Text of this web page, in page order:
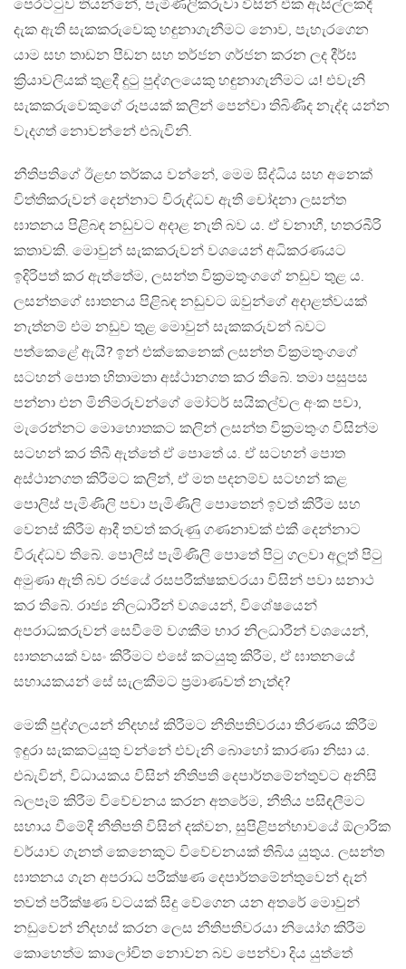
පෙරට්ටුව තියන්නේ, පැමිණිලිකරුවා විසින් එක ඇසිල්ලකදී
දැක ඇති සැකකරුවෙකු හඳුනාගැනීමට නොව, පැහැරගෙන
යාම සහ තාඩන පීඩන සහ තර්ජන ගර්ජන කරන ලද දීර්ඝ
ක්‍රියාවලියක් තුළදී දුටු පුද්ගලයෙකු හඳුනාගැනීමට ය! එවැනි
සැකකරුවෙකුගේ රූපයක් කලින් පෙන්වා තිබිණිද නැද්ද යන්න
වැදගත් නොවන්නේ එබැවිනි.
නීතිපතිගේ ඊළඟ තර්කය වන්නේ, මෙම සිද්ධිය සහ අනෙක්
විත්තිකරුවන් දෙන්නාට විරුද්ධව ඇති චෝදනා ලසන්ත
ඝාතනය පිළිබඳ නඩුවට අදාළ නැති බව ය. ඒ වනාහී, හතරබීරි
කතාවකි. මොවුන් සැකකරුවන් වශයෙන් අධිකරණයට
ඉදිරිපත් කර ඇත්තේම, ලසන්ත වික්‍රමතුංගගේ නඩුව තුළ ය.
ලසන්තගේ ඝාතනය පිළිබඳ නඩුවට ඔවුන්ගේ අදාළත්වයක්
නැත්නම් එම නඩුව තුළ මොවුන් සැකකරුවන් බවට
පත්කෙළේ ඇයි? ඉන් එක්කෙනෙක් ලසන්ත වික්‍රමතුංගගේ
සටහන් පොත හිතාමතා අස්ථානගත කර තිබේ. තමා පසුපස
පන්නා එන මිනිමරුවන්ගේ මෝටර් සයිකල්වල අංක පවා,
මැරෙන්නට මොහොතකට කලින් ලසන්ත වික්‍රමතුංග විසින්ම
සටහන් කර තිබී ඇත්තේ ඒ පොතේ ය. ඒ සටහන් පොත
අස්ථානගත කිරීමට කලින්, ඒ මත පදනම්ව සටහන් කළ
පොලිස් පැමිණිලි පවා පැමිණිලි පොතෙන් ඉවත් කිරීම සහ
වෙනස් කිරීම ආදී තවත් කරුණු ගණනාවක් එකී දෙන්නාට
විරුද්ධව තිබේ. පොලිස් පැමිණිලි පොතේ පිටු ගලවා අලූත් පිටු
අමුණා ඇති බව රජයේ රසපරීක්ෂකවරයා විසින් පවා සනාථ
කර තිබේ. රාජ්‍ය නිලධාරීන් වශයෙන්, විශේෂයෙන්
අපරාධකරුවන් සෙවීමේ වගකීම භාර නිලධාරීන් වශයෙන්,
ඝාතනයක් වසං කිරීමට එසේ කටයුතු කිරීම, ඒ ඝාතනයේ
සහායකයන් සේ සැලකීමට ප්‍රමාණවත් නැත්ද?
මෙකී පුද්ගලයන් නිදහස් කිරීමට නීතිපතිවරයා තීරණය කිරීම
ඉඳුරා සැකකටයුතු වන්නේ එවැනි බොහෝ කාරණා නිසා ය.
එබැවින්, විධායකය විසින් නීතිපති දෙපාර්තමේන්තුවට අනිසි
බලපෑම් කිරීම විවේචනය කරන අතරේම, නීතිය පසිඳලීමට
සහාය වීමේදී නීතිපති විසින් දක්වන, සුපිළිපන්භාවයේ ඕලාරික
චර්යාව ගැනත් කෙනෙකුට විවේචනයක් තිබිය යුතුය. ලසන්ත
ඝාතනය ගැන අපරාධ පරීක්ෂණ දෙපාර්තමේන්තුවෙන් දැන්
තවත් පරීක්ෂණ වටයක් සිදු වේගෙන යන අතරේ මොවුන්
නඩුවෙන් නිදහස් කරන ලෙස නීතිපතිවරයා නියෝග කිරීම
කොහෙත්ම කාලෝචිත නොවන බව පෙන්වා දිය යුත්තේ